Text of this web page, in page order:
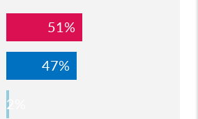
51%
47%
2%